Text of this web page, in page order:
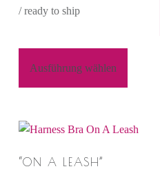
/ ready to ship
Ausführung wählen
“ON A LEASH”